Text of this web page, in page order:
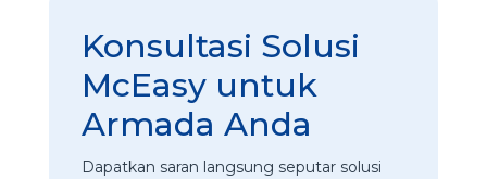
Konsultasi Solusi
McEasy untuk
Armada Anda
Dapatkan saran langsung seputar solusi